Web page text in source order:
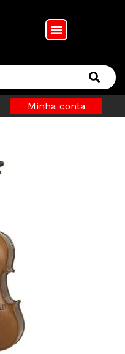
Minha conta